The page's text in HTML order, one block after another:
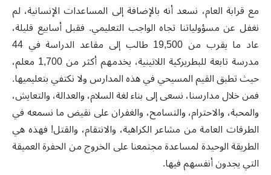
مع قرابة العام، نسعد أنه بالإضافة إلى المساعدات الإنسانية، لم
نغفل عن مسؤولياتنا تجاه الواجب التعليمي. فقبل أسابيع قليلة،
عاد ما يقرب من 19,500 طالب إلى مقاعد الدراسة في 44
مدرسة تابعة للبطريركية اللاتينية، يخدمهم أكثر من 1,700 معلم،
حيث تطبق القيم المسيحي في هذه المدارس ولا نكتفي بتعليميها.
فمن خلال مدارسنا، نسعى إلى بناء لغة السلام، والعدالة، والتعايش،
والمحبة، والاحترام، والتسامح، والغفران على نقيض ما نسمعه في
الطرقات العامة من مشاعر الكراهية، والانتقام، والقتل! فهذه هي
الطريقة الوحيدة لمساعدة مجتمعنا على الخروج من الحفرة العميقة
التي يجدون أنفسهم فيها.